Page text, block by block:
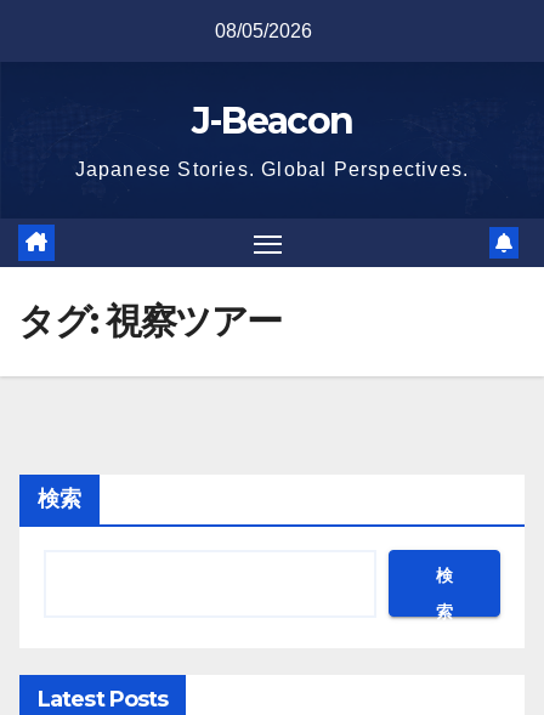
08/05/2026
J-Beacon
Japanese Stories. Global Perspectives.
タグ:視察ツアー
検索
検
索
Latest Posts